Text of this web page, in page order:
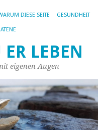
DIESE SEITE GESUNDHEIT
LEBEN
eigenen Augen